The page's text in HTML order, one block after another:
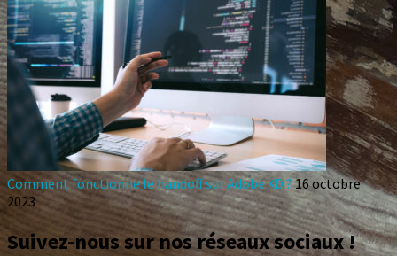
Comment fonctionne le handoff sur Adobe XD ?16 octobre
2023
Suivez-nous sur nos réseaux sociaux !